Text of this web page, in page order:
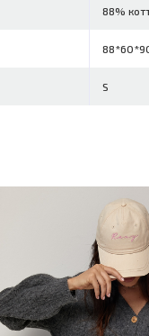
88%
S